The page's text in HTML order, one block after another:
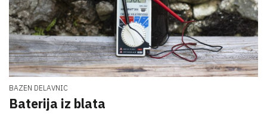
BAZEN DELAVNIC
Baterija iz blata